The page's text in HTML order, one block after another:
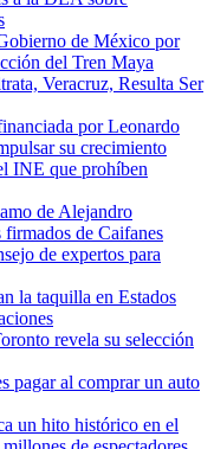
de México por
del Tren Maya
Veracruz, Resulta Ser
por Leonardo
su crecimiento
INE que prohíben
de Alejandro
de Caifanes
de expertos para
la taquilla en Estados
revela su selección
pagar al comprar un auto
un hito histórico en el